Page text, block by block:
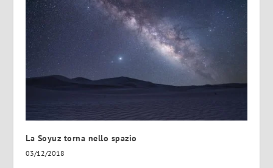
La Soyuz torna nello spazio
03/12/2018